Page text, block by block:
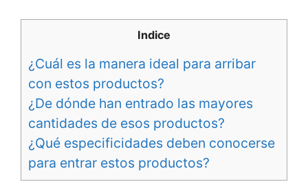
Indice
¿Cuál es la manera ideal para arribar
con estos productos?
¿De dónde han entrado las mayores
cantidades de esos productos?
¿Qué especificidades deben conocerse
para entrar estos productos?